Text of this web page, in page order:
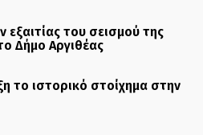
του σεισμού της
Δήμο Αργιθέας
το ιστορικό στοίχημα στην